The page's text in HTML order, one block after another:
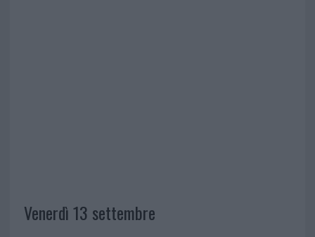
Venerdì 13 settembre